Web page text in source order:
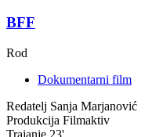
BFF
Rod
Dokumentarni film
Redatelj Sanja Marjanović
Produkcija Filmaktiv